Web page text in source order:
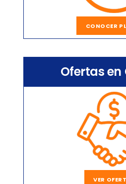
CONOCER
Ofertas
VER